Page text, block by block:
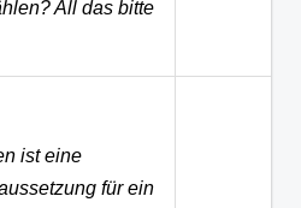
All das bitte
ist eine
für ein